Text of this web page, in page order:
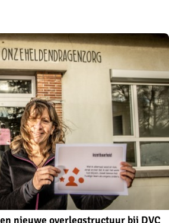
nieuwe overlegstructuur bij DVC